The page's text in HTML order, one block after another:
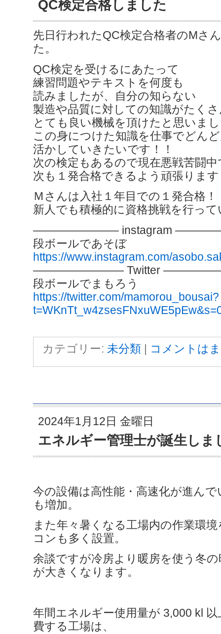
QC検定合格しました
先日行われたQC検定合格者のMさ
た。
QC検定を受けるにあたって
練習問題やテキストを何度も
読みましたが、自分の知らない
製造や品質に対しての知識がたく
とても良い機械を頂けたと思いま
この身につけた知識を仕事でどん
活かしていきたいです！！
次の検定もあるので現在悪戦苦闘
次も１発合格できるよう頑張りま
Ｍさんは入社１年目での１発合格！
新人でも積極的に資格挑戦を行っ
———————– instagram
段ボールであそぼ
https://www.instagram.com/
———————— Twitter
段ボールでまもろう
https://twitter.com/mamorou_bousai?
カテゴリー: 未分類 | コメントは
2024年1月12日 金曜日
エネルギー管理士が誕生しま
今の設備は高性能・高速化が進ん
も増加。
また年々暑くなる工場内の作業環
コンも多く設置。
余談ですが冷房より暖房を使う冬
が大きくなります。
年間エネルギー使用量が 3,000 kl
費する工場は、